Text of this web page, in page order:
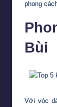
phong
Bùi
Với vóc